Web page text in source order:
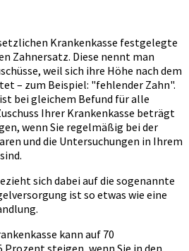
Krankenkasse festgelegte
Zahnersatz. Diese nennt man
weil sich ihre Höhe nach dem
– zum Beispiel: "fehlender Zahn".
ist bei gleichem Befund für alle
Ihrer Krankenkasse beträgt
wenn Sie regelmäßig bei der
und die Untersuchungen in Ihrem
sich dabei auf die sogenannte
ist so etwas wie eine
kann auf 70